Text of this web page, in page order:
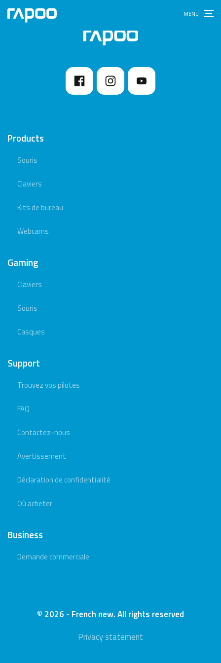
Products
Souris
Claviers
Kits de bureau
Webcams
Gaming
Claviers
Souris
Casques
Support
Trouvez vos pilotes
FAQ
Contactez-nous
Avertissement
Déclaration de confidentialité
Où acheter
Business
Demande commerciale
© 2026 - French new. All rights reserved
Privacy statement